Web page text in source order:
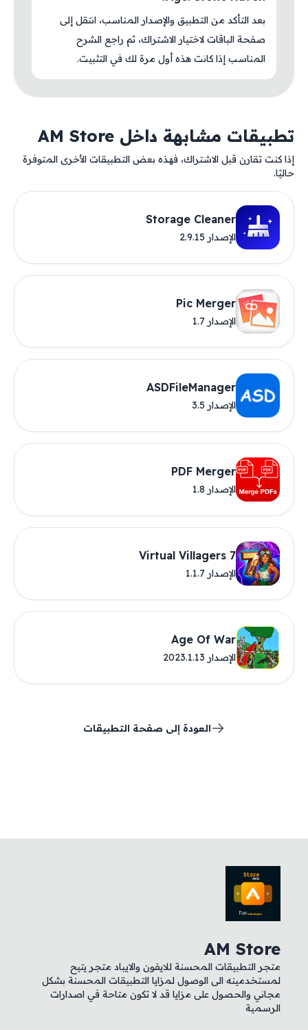
بعد التأكد من التطبيق والإصدار المناسب، انتقل إلى
صفحة الباقات لاختيار الاشتراك، ثم راجع الشرح
المناسب إذا كانت هذه أول مرة لك في التثبيت.
تطبيقات مشابهة داخل AM Store
إذا كنت تقارن قبل الاشتراك، فهذه بعض التطبيقات الأخرى المتوفرة
حاليًا.
Storage Cleaner
الإصدار 2.9.15
Pic Merger
الإصدار 1.7
ASDFileManager
الإصدار 3.5
PDF Merger
الإصدار 1.8
Virtual Villagers 7
الإصدار 1.1.7
Age Of War
الإصدار 2023.1.13
العودة إلى صفحة التطبيقات
AM Store
متجر التطبيقات المحسنة للايفون والايباد متجر يتيح
لمستخدمينه الى الوصول لمزايا التطبيقات المحسنة بشكل
مجاني والحصول على مزايا قد لا تكون متاحة في اصدارات
الرسمية